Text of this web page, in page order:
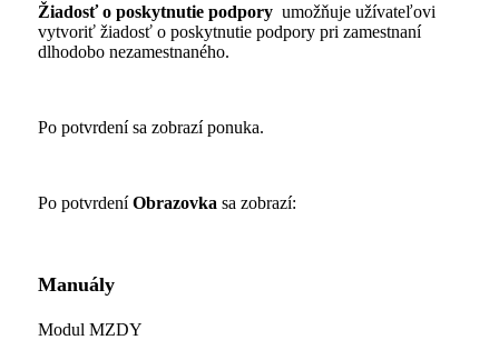
Žiadosť o poskytnutie podpory umožňuje užívateľovi
vytvoriť žiadosť o poskytnutie podpory pri zamestnaní
dlhodobo nezamestnaného.
Po potvrdení sa zobrazí ponuka.
Po potvrdeníObrazovka sa zobrazí:
Manuály
Modul MZDY